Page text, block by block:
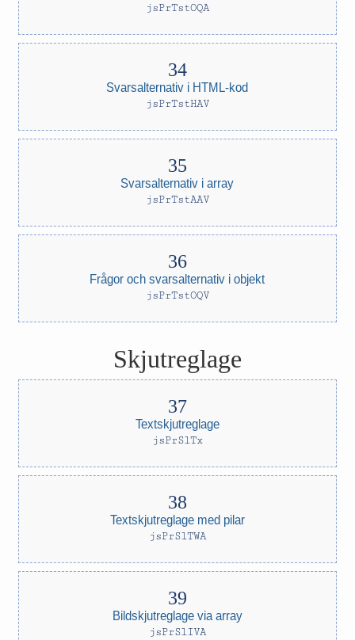
jsPrTstOQA
Svarsalternativ i HTML-kod
jsPrTstHAV
Svarsalternativ i array
jsPrTstAAV
Frågor och svarsalternativ i objekt
jsPrTstOQV
Skjutreglage
Textskjutreglage
jsPrSlTx
Textskjutreglage med pilar
jsPrSlTWA
Bildskjutreglage via array
jsPrSlIVA